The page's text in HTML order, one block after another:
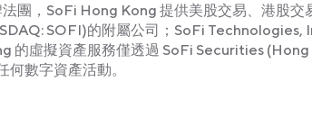
團，SoFi Hong Kong 提供美股交易、港股交
SOFI)的附屬公司；SoFi Technologies,
的虛擬資產服務僅透過 SoFi Securities
數字資產活動。